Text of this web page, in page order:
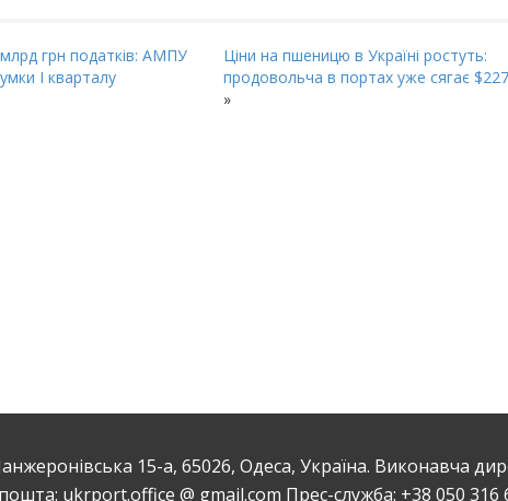
грн податків: АМПУ
І кварталу
Ціни на пшеницю в Україні ростуть:
продовольча в портах уже сягає
»
15-а, 65026, Одеса, Україна. Виконавча
ukrport.office @ gmail.com Прес-служба: +38 050 316